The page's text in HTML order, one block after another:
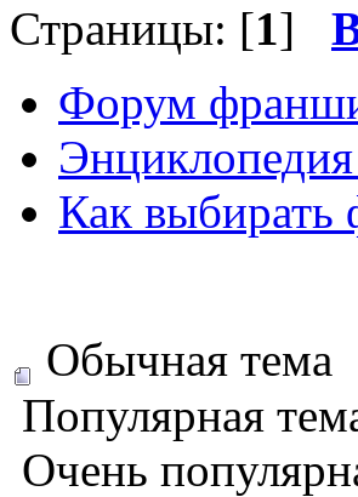
Страницы: [1]
Форум
Как выбирать
Обычная тема
Популярная
Очень